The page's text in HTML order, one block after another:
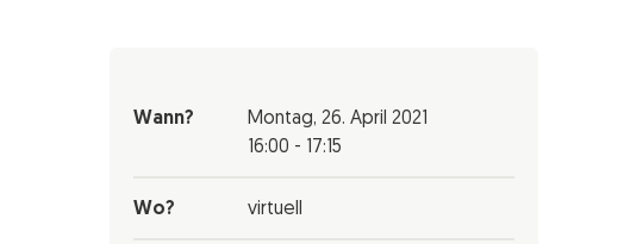
Wann? Montag, 26. April 2021
16:00 - 17:15
Wo? virtuell